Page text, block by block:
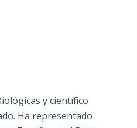
y científico
Ha representado